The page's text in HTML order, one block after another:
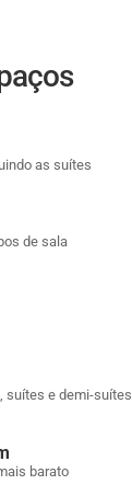
as suítes
de sala
suítes e demi-suítes
barato